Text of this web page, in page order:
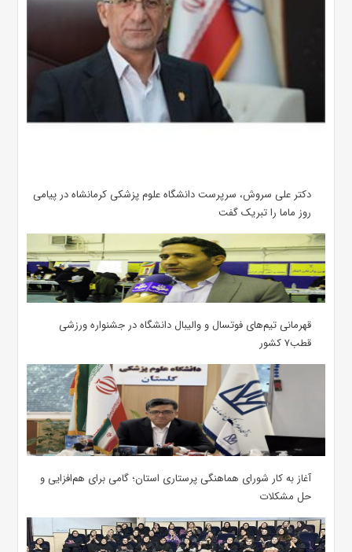
دکتر علی سروش، سرپرست دانشگاه علوم پزشکی کرمانشاه در پیامی
روز ماما را تبریک گفت
قهرمانی تیم‌های فوتسال و والیبال دانشگاه در جشنواره ورزشی
قطب۷ کشور
آغاز به کار شورای هماهنگی پرستاری استان؛ گامی برای هم‌افزایی و
حل مشکلات